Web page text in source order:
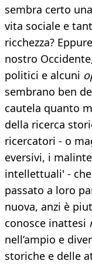
sembra certo
vita sociale e
ricchezza?
nostro
politici e alcuni
sembrano ben
cautela quanto
della ricerca
ricercatori - o
eversivi, i
intellettuali' -
passato a loro
nuova, anzi è
conosce inattesi
nell’ampio e
storiche e delle